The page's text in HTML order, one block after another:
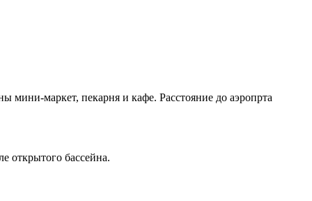
мини-маркет, пекарня и кафе. Расстояние до аэропрта
открытого бассейна.